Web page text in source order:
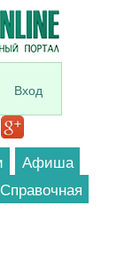
Вход
Афиша
Справочная